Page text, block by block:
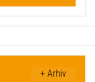
+ Arhiv